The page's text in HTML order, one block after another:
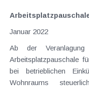
Januar 2022
Ab der
Arbeitsplatzpauschale
bei betrieblichen
Wohnraums